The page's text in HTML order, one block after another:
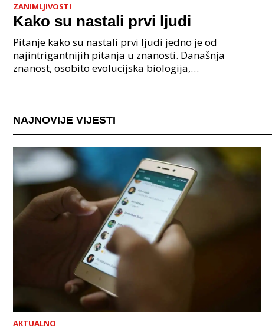
ZANIMLJIVOSTI
Kako su nastali prvi ljudi
Pitanje kako su nastali prvi ljudi jedno je od
najintrigantnijih pitanja u znanosti. Današnja
znanost, osobito evolucijska biologija,
NAJNOVIJE VIJESTI
AKTUALNO